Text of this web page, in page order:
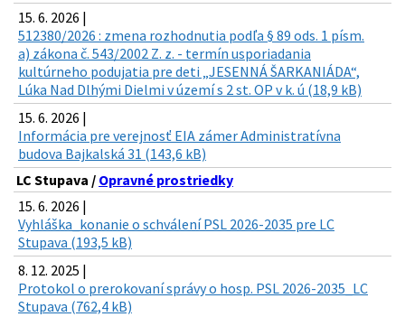
15. 6. 2026 |
512380/2026 : zmena rozhodnutia podľa § 89 ods. 1 písm.
a) zákona č. 543/2002 Z. z. - termín usporiadania
kultúrneho podujatia pre deti „JESENNÁ ŠARKANIÁDA“,
Lúka Nad Dlhými Dielmi v území s 2 st. OP v k. ú (18,9 kB)
15. 6. 2026 |
Informácia pre verejnosť EIA zámer Administratívna
budova Bajkalská 31 (143,6 kB)
LC Stupava / Opravné prostriedky
15. 6. 2026 |
Vyhláška_konanie o schválení PSL 2026-2035 pre LC
Stupava (193,5 kB)
8. 12. 2025 |
Protokol o prerokovaní správy o hosp. PSL 2026-2035_LC
Stupava (762,4 kB)